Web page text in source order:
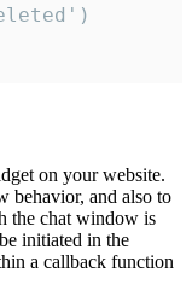
on your website.
behavior, and also to
the chat window is
initiated in the
a callback function